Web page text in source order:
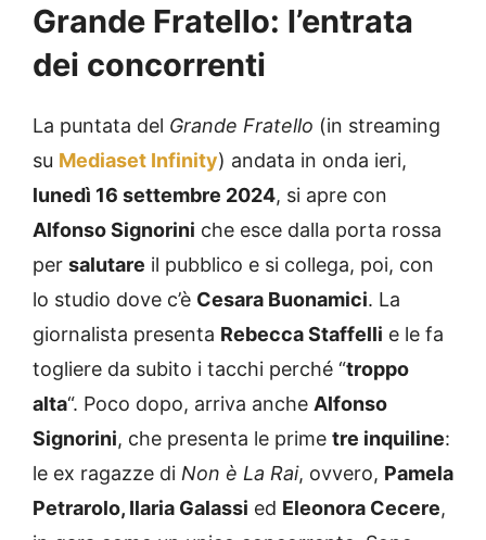
Grande Fratello: l’entrata
dei concorrenti
La puntata del Grande Fratello (in streaming
su Mediaset Infinity) andata in onda ieri,
lunedì 16 settembre 2024, si apre con
Alfonso Signorini che esce dalla porta rossa
per salutare il pubblico e si collega, poi, con
lo studio dove c’è Cesara Buonamici. La
giornalista presenta Rebecca Staffelli e le fa
togliere da subito i tacchi perché “troppo
alta“. Poco dopo, arriva anche Alfonso
Signorini, che presenta le prime tre inquiline:
le ex ragazze di Non è La Rai, ovvero, Pamela
Petrarolo, Ilaria Galassi ed Eleonora Cecere,